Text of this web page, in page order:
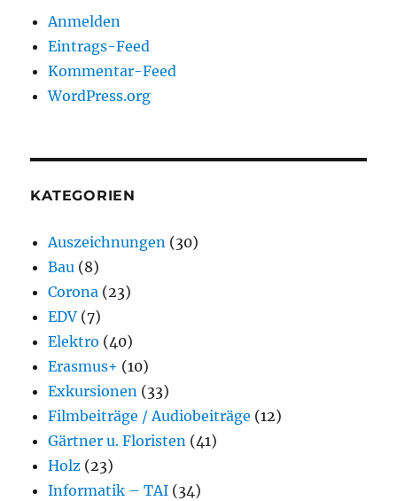
Anmelden
Eintrags-Feed
Kommentar-Feed
WordPress.org
KATEGORIEN
Auszeichnungen (30)
Bau (8)
Corona (23)
EDV (7)
Elektro (40)
Erasmus+ (10)
Exkursionen (33)
Filmbeiträge / Audiobeiträge (12)
Gärtner u. Floristen (41)
Holz (23)
Informatik – TAI (34)